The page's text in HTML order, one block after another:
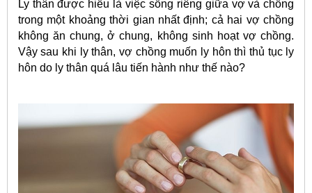
Ly thân được hiểu là việc sống riêng giữa vợ và chồng
trong một khoảng thời gian nhất định; cả hai vợ chồng
không ăn chung, ở chung, không sinh hoạt vợ chồng.
Vậy sau khi ly thân, vợ chồng muốn ly hôn thì thủ tục ly
hôn do ly thân quá lâu tiến hành như thế nào?